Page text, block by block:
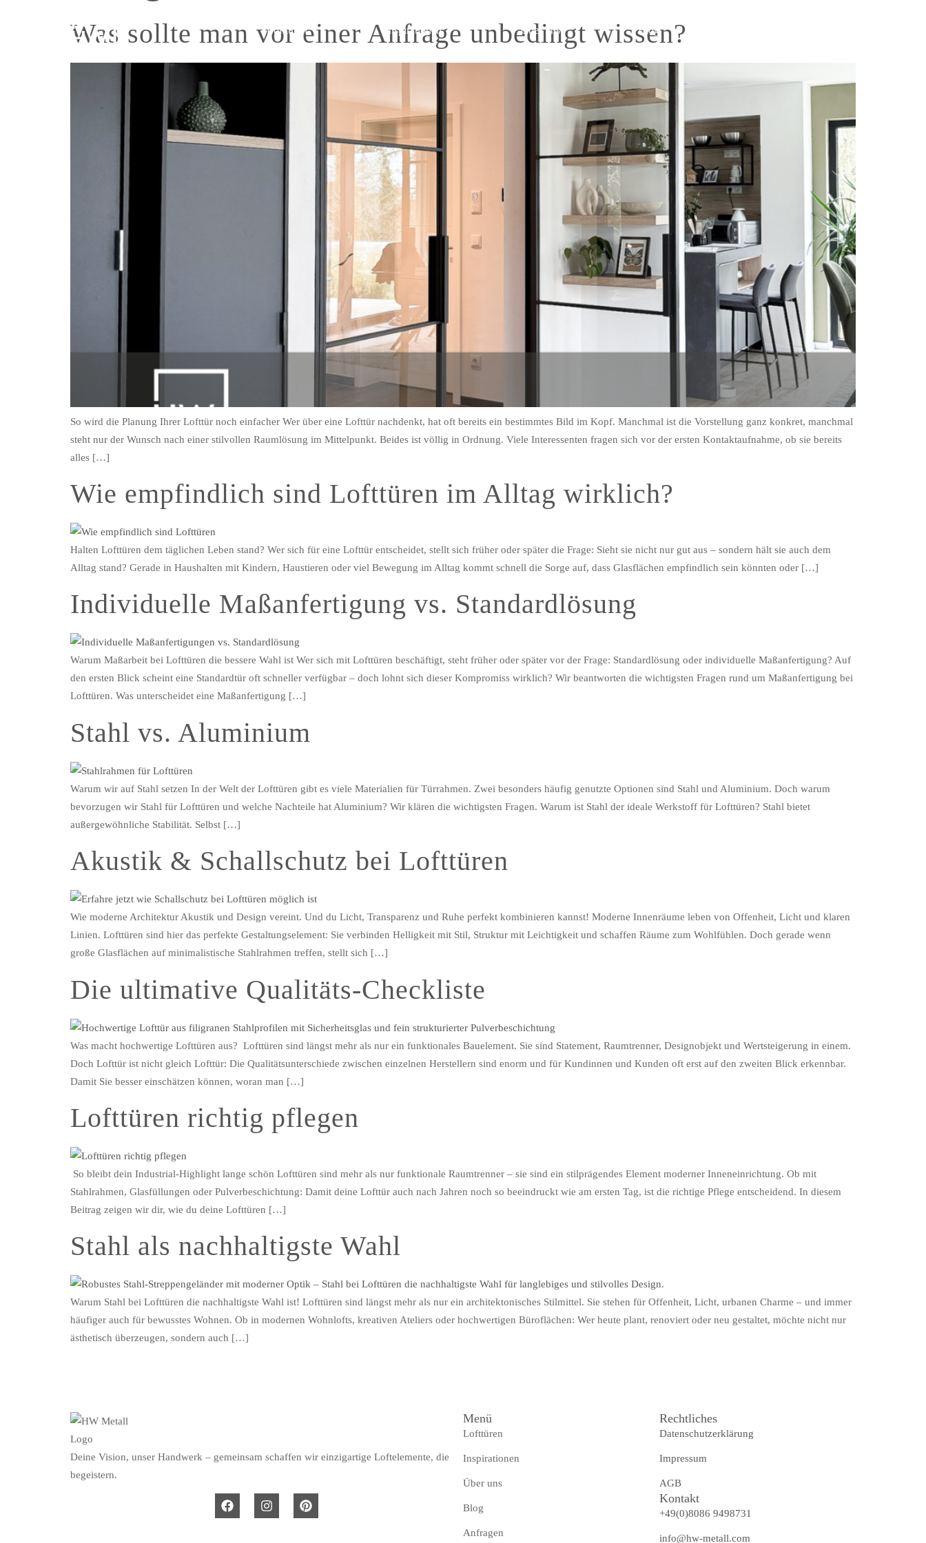
Lofttüren Inspirationen Über uns Blog
Was sollte man vor einer Anfrage unbedingt wissen?
So wird die Planung Ihrer Lofttür noch einfacher Wer über eine Lofttür nachdenkt, hat oft bereits ein bestimmtes Bild im Kopf. Manchmal ist die Vorstellung ganz konkret, manchmal
steht nur der Wunsch nach einer stilvollen Raumlösung im Mittelpunkt. Beides ist völlig in Ordnung. Viele Interessenten fragen sich vor der ersten Kontaktaufnahme, ob sie bereits
alles […]
Wie empfindlich sind Lofttüren im Alltag wirklich?
Halten Lofttüren dem täglichen Leben stand? Wer sich für eine Lofttür entscheidet, stellt sich früher oder später die Frage: Sieht sie nicht nur gut aus – sondern hält sie auch dem
Alltag stand? Gerade in Haushalten mit Kindern, Haustieren oder viel Bewegung im Alltag kommt schnell die Sorge auf, dass Glasflächen empfindlich sein könnten oder […]
Individuelle Maßanfertigung vs. Standardlösung
Warum Maßarbeit bei Lofttüren die bessere Wahl ist Wer sich mit Lofttüren beschäftigt, steht früher oder später vor der Frage: Standardlösung oder individuelle Maßanfertigung? Auf
den ersten Blick scheint eine Standardtür oft schneller verfügbar – doch lohnt sich dieser Kompromiss wirklich? Wir beantworten die wichtigsten Fragen rund um Maßanfertigung bei
Lofttüren. Was unterscheidet eine Maßanfertigung […]
Stahl vs. Aluminium
Warum wir auf Stahl setzen In der Welt der Lofttüren gibt es viele Materialien für Türrahmen. Zwei besonders häufig genutzte Optionen sind Stahl und Aluminium. Doch warum
bevorzugen wir Stahl für Lofttüren und welche Nachteile hat Aluminium? Wir klären die wichtigsten Fragen. Warum ist Stahl der ideale Werkstoff für Lofttüren? Stahl bietet
außergewöhnliche Stabilität. Selbst […]
Akustik & Schallschutz bei Lofttüren
Wie moderne Architektur Akustik und Design vereint. Und du Licht, Transparenz und Ruhe perfekt kombinieren kannst! Moderne Innenräume leben von Offenheit, Licht und klaren
Linien. Lofttüren sind hier das perfekte Gestaltungselement: Sie verbinden Helligkeit mit Stil, Struktur mit Leichtigkeit und schaffen Räume zum Wohlfühlen. Doch gerade wenn
große Glasflächen auf minimalistische Stahlrahmen treffen, stellt sich […]
Die ultimative Qualitäts-Checkliste
Was macht hochwertige Lofttüren aus? Lofttüren sind längst mehr als nur ein funktionales Bauelement. Sie sind Statement, Raumtrenner, Designobjekt und Wertsteigerung in einem.
Doch Lofttür ist nicht gleich Lofttür: Die Qualitätsunterschiede zwischen einzelnen Herstellern sind enorm und für Kundinnen und Kunden oft erst auf den zweiten Blick erkennbar.
Damit Sie besser einschätzen können, woran man […]
Lofttüren richtig pflegen
So bleibt dein Industrial-Highlight lange schön Lofttüren sind mehr als nur funktionale Raumtrenner – sie sind ein stilprägendes Element moderner Inneneinrichtung. Ob mit
Stahlrahmen, Glasfüllungen oder Pulverbeschichtung: Damit deine Lofttür auch nach Jahren noch so beeindruckt wie am ersten Tag, ist die richtige Pflege entscheidend. In diesem
Beitrag zeigen wir dir, wie du deine Lofttüren […]
Stahl als nachhaltigste Wahl
Warum Stahl bei Lofttüren die nachhaltigste Wahl ist! Lofttüren sind längst mehr als nur ein architektonisches Stilmittel. Sie stehen für Offenheit, Licht, urbanen Charme – und immer
häufiger auch für bewusstes Wohnen. Ob in modernen Wohnlofts, kreativen Ateliers oder hochwertigen Büroflächen: Wer heute plant, renoviert oder neu gestaltet, möchte nicht nur
ästhetisch überzeugen, sondern auch […]
Deine Vision, unser Handwerk – gemeinsam schaffen wir einzigartige Loftelemente, die
begeistern.
Menü
Lofttüren
Inspirationen
Über uns
Blog
Anfragen
Rechtliches
Datenschutzerklärung
Impressum
AGB
Kontakt
+49(0)8086 9498731
info@hw-metall.com